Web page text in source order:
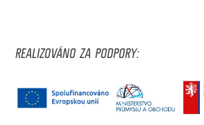
REALIZOVÁNO ZA PODPORY: